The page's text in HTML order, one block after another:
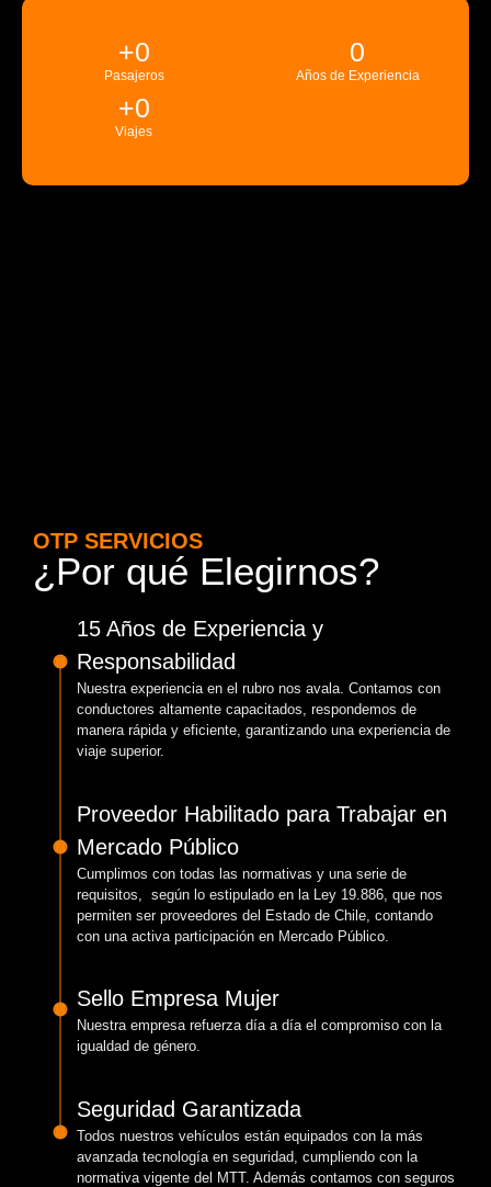
Pasajeros
+0
Años de Experiencia
0
Viajes
+0
OTP SERVICIOS
¿Por qué Elegirnos?
15 Años de Experiencia y
Responsabilidad
Nuestra experiencia en el rubro nos avala. Contamos con
conductores altamente capacitados, respondemos de
manera rápida y eficiente, garantizando una experiencia de
viaje superior.
Proveedor Habilitado para Trabajar en
Mercado Público
Cumplimos con todas las normativas y una serie de
requisitos, según lo estipulado en la Ley 19.886, que nos
permiten ser proveedores del Estado de Chile, contando
con una activa participación en Mercado Público.
Sello Empresa Mujer
Nuestra empresa refuerza día a día el compromiso con la
igualdad de género.
Seguridad Garantizada
Todos nuestros vehículos están equipados con la más
avanzada tecnología en seguridad, cumpliendo con la
normativa vigente del MTT. Además contamos con seguros